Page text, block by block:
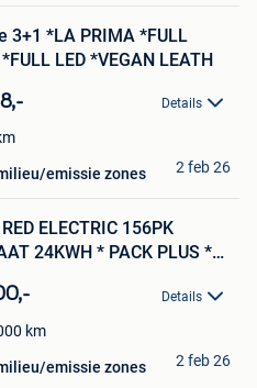
3+1 *LA PRIMA *FULL
LED *VEGAN LEATH
Details
emissie zones 2 feb 26
ELECTRIC 156PK
24KWH * PACK PLUS *
Details
km
emissie zones 2 feb 26